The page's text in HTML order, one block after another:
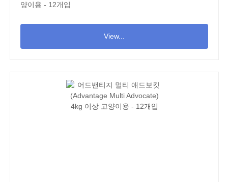
양이용 - 12개입
View...